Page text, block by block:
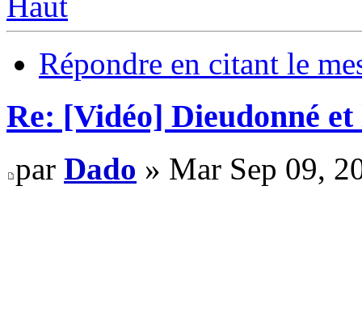
Répondre en citant le
Re: [Vidéo] Dieudonné
par Dado » Mar Sep 09,